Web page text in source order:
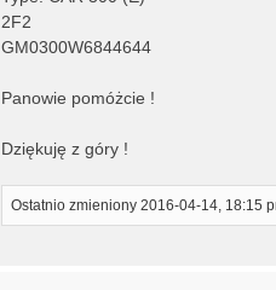
2F2
GM0300W6844644
Panowie pomóżcie !
Dziękuję z góry !
Ostatnio zmieniony 2016-04-14, 18:15